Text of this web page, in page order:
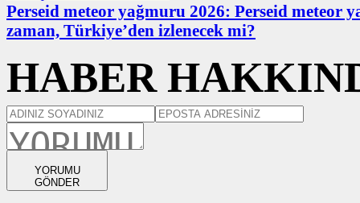
Perseid meteor yağmuru 2026: Perseid meteor
zaman, Türkiye’den izlenecek mi?
HABER
YORUMU
GÖNDER